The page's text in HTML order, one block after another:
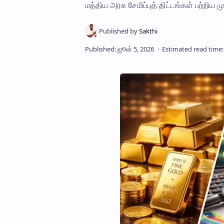
மத்திய அரசு சேமிப்புத் திட்டங்கள் பற்றிய